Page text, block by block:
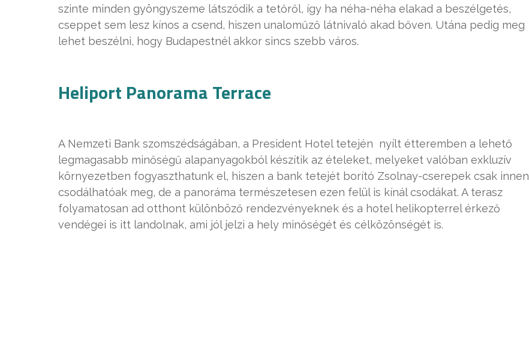
szinte minden gyöngyszeme látszódik a tetőről, így ha néha-néha elakad a beszélgetés,
cseppet sem lesz kínos a csend, hiszen unaloműző látnivaló akad bőven. Utána pedig meg
lehet beszélni, hogy Budapestnél akkor sincs szebb város.
Heliport Panorama Terrace
A Nemzeti Bank szomszédságában, a President Hotel tetején nyílt étteremben a lehető
legmagasabb minőségű alapanyagokból készítik az ételeket, melyeket valóban exkluzív
környezetben fogyaszthatunk el, hiszen a bank tetejét borító Zsolnay-cserepek csak innen
csodálhatóak meg, de a panoráma természetesen ezen felül is kínál csodákat. A terasz
folyamatosan ad otthont különböző rendezvényeknek és a hotel helikopterrel érkező
vendégei is itt landolnak, ami jól jelzi a hely minőségét és célközönségét is.